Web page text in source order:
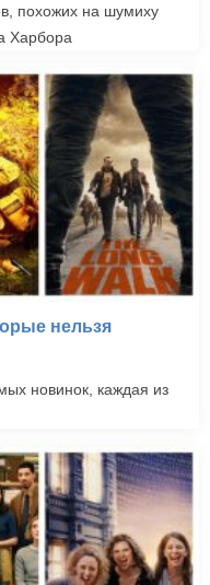
похожих на шумиху
Харбора
нельзя
новинок, каждая из